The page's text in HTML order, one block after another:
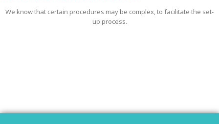
We know that certain procedures may be complex, to facilitate the set-
up process.